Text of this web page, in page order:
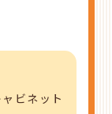
ビネット